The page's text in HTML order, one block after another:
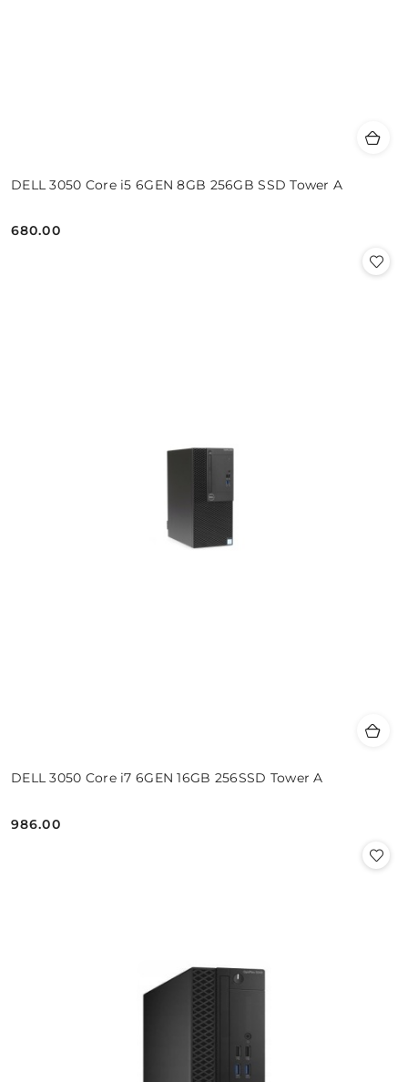
DELL 3050 Core i5 6GEN 8GB 256GB SSD Tower A
Cena:
680.00
DELL 3050 Core i7 6GEN 16GB 256SSD Tower A
Cena:
986.00